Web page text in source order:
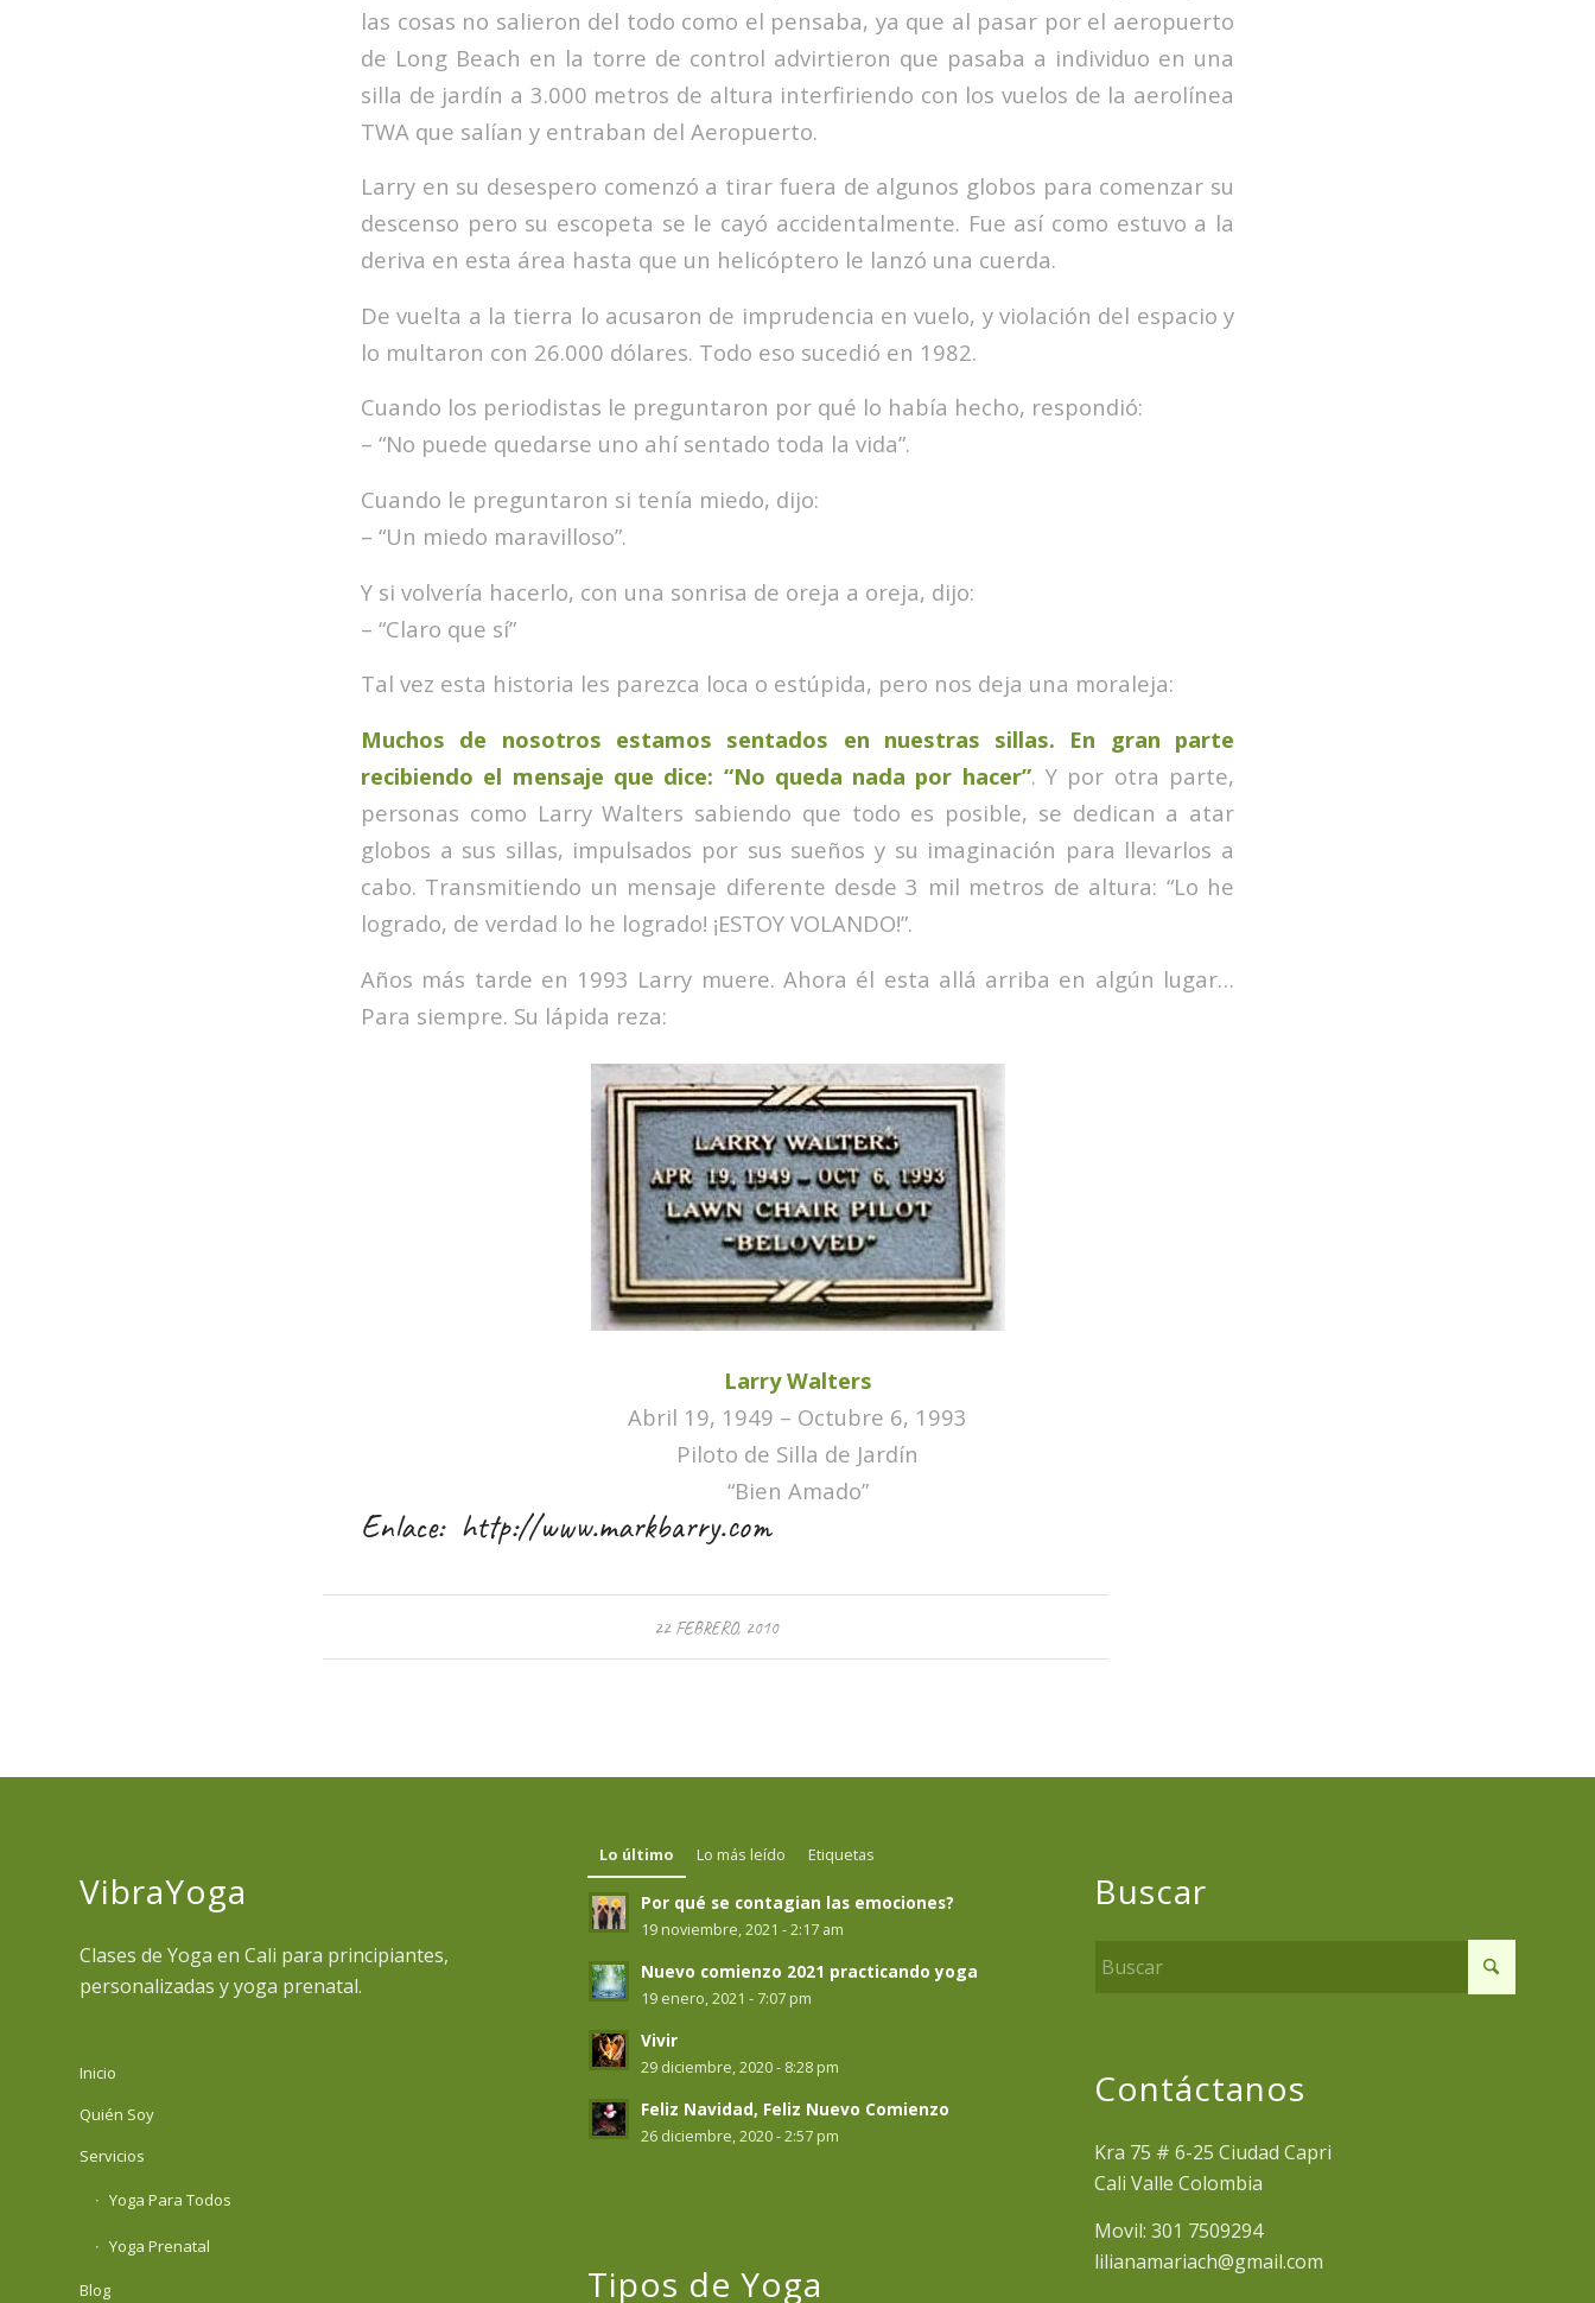
las cosas no salieron del todo como el pensaba, ya que al pasar por el aeropuerto
de Long Beach en la torre de control advirtieron que pasaba a individuo en una
silla de jardín a 3.000 metros de altura interfiriendo con los vuelos de la aerolínea
TWA que salían y entraban del Aeropuerto.
Larry en su desespero comenzó a tirar fuera de algunos globos para comenzar su
descenso pero su escopeta se le cayó accidentalmente. Fue así como estuvo a la
deriva en esta área hasta que un helicóptero le lanzó una cuerda.
De vuelta a la tierra lo acusaron de imprudencia en vuelo, y violación del espacio y
lo multaron con 26.000 dólares. Todo eso sucedió en 1982.
Cuando los periodistas le preguntaron por qué lo había hecho, respondió:
– “No puede quedarse uno ahí sentado toda la vida”.
Cuando le preguntaron si tenía miedo, dijo:
– “Un miedo maravilloso”.
Y si volvería hacerlo, con una sonrisa de oreja a oreja, dijo:
– “Claro que sí”
Tal vez esta historia les parezca loca o estúpida, pero nos deja una moraleja:
Muchos de nosotros estamos sentados en nuestras sillas. En gran parte
recibiendo el mensaje que dice: “No queda nada por hacer”. Y por otra parte,
personas como Larry Walters sabiendo que todo es posible, se dedican a atar
globos a sus sillas, impulsados por sus sueños y su imaginación para llevarlos a
cabo. Transmitiendo un mensaje diferente desde 3 mil metros de altura: “Lo he
logrado, de verdad lo he logrado! ¡ESTOY VOLANDO!”.
Años más tarde en 1993 Larry muere. Ahora él esta allá arriba en algún lugar…
Para siempre. Su lápida reza:
Larry Walters
Abril 19, 1949 – Octubre 6, 1993
Piloto de Silla de Jardín
“Bien Amado”
Enlace: http://www.markbarry.com
22 FEBRERO, 2010
VibraYoga
Clases de Yoga en Cali para principiantes,
personalizadas y yoga prenatal.
Inicio
Quién Soy
Servicios
Yoga Para Todos
Yoga Prenatal
Blog
Lo último Lo más leído Etiquetas
Por qué se contagian las emociones?
19 noviembre, 2021 - 2:17 am
Nuevo comienzo 2021 practicando yoga
19 enero, 2021 - 7:07 pm
Vivir
29 diciembre, 2020 - 8:28 pm
Feliz Navidad, Feliz Nuevo Comienzo
26 diciembre, 2020 - 2:57 pm
Tipos de Yoga
Buscar
Contáctanos
Kra 75 # 6-25 Ciudad Capri
Cali Valle Colombia
Movil: 301 7509294
lilianamariach@gmail.com